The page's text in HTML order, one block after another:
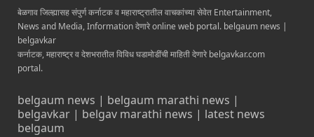
बेळगाव जिल्ह्यासह संपुर्ण कर्नाटक व महाराष्ट्रातील वाचकांच्या सेवेत Entertainment,
News and Media, Information देणारे online web portal. belgaum news |
belgavkar
कर्नाटक, महाराष्ट्र व देशभरातील विविध घडामोडींची माहिती देणारे belgavkar.com
portal.
belgaum news | belgaum marathi news |
belgavkar | belgav marathi news | latest news
belgaum